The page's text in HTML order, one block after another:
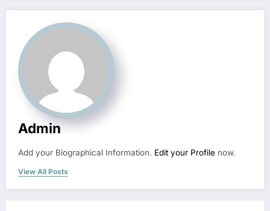
Admin
Add your Biographical Information. Edit your Profile now.
View All Posts